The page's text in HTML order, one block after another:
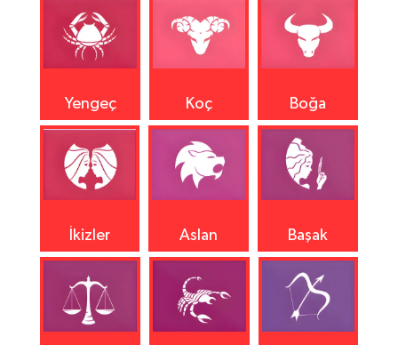
Yengeç Koç Boğa
İkizler Aslan Başak